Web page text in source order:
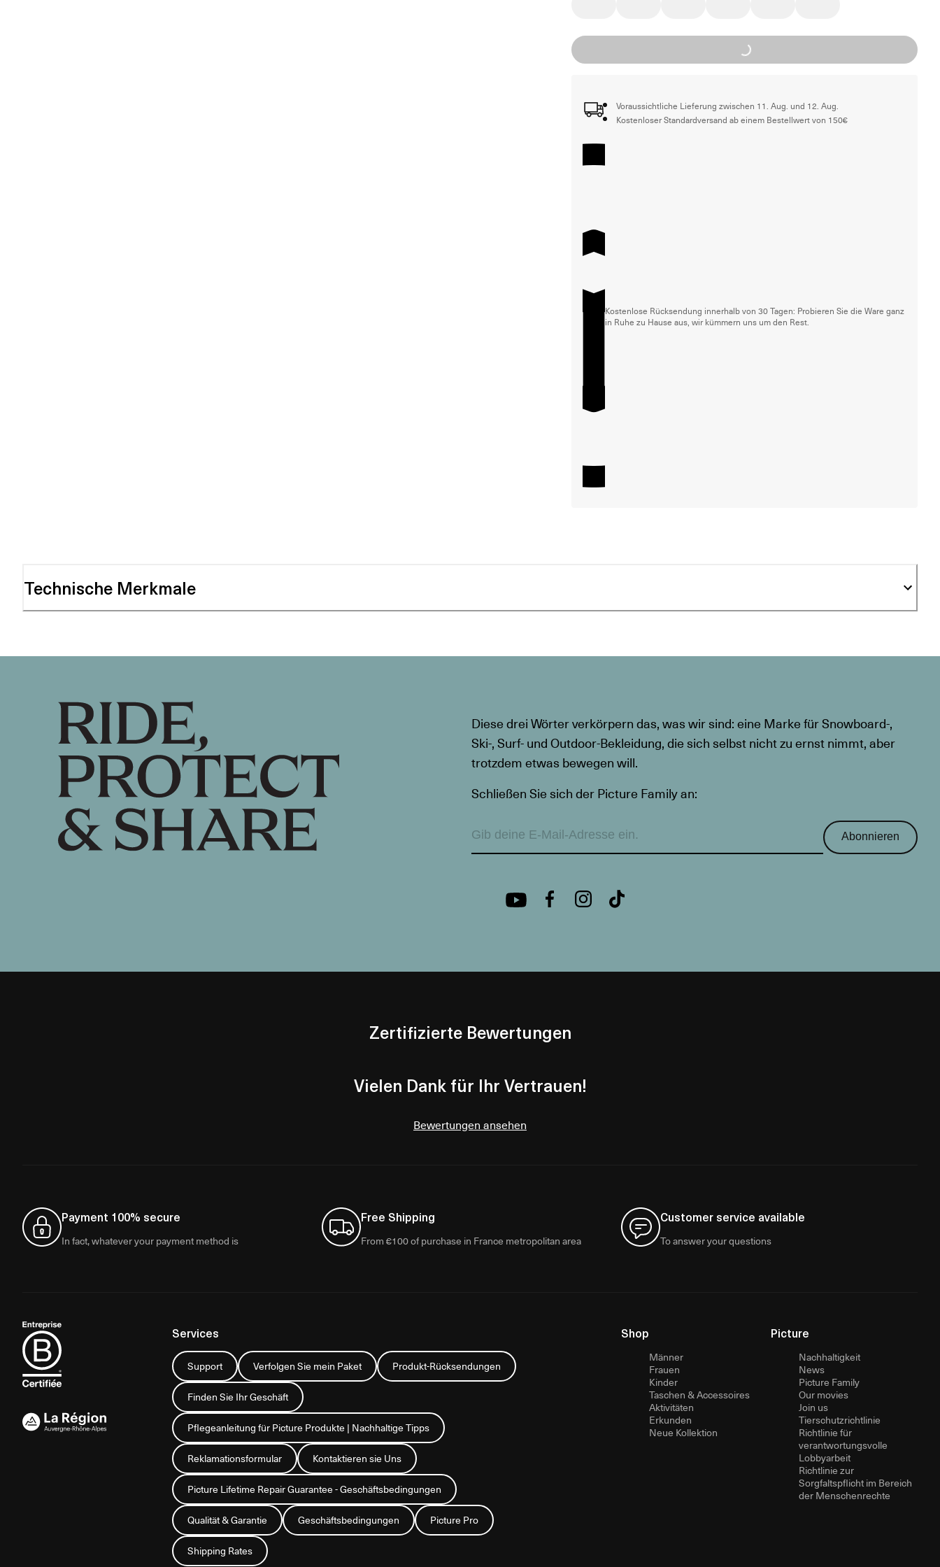
Loading...
Voraussichtliche Lieferung zwischen 11. Aug. und 12. Aug.
Kostenloser Standardversand ab einem Bestellwert von 150€
Kostenlose Rücksendung innerhalb von 30 Tagen: Probieren Sie die Ware ganz
in Ruhe zu Hause aus, wir kümmern uns um den Rest.
Technische Merkmale
Diese drei Wörter verkörpern das, was wir sind: eine Marke für Snowboard-,
Ski-, Surf- und Outdoor-Bekleidung, die sich selbst nicht zu ernst nimmt, aber
trotzdem etwas bewegen will.
Schließen Sie sich der Picture Family an:
Abonnieren
Zertifizierte Bewertungen
Vielen Dank für Ihr Vertrauen!
Bewertungen ansehen
Payment 100% secure
In fact, whatever your payment method is
Free Shipping
From €100 of purchase in France metropolitan area
Customer service available
To answer your questions
Services
Support Verfolgen Sie mein Paket Produkt-Rücksendungen
Finden Sie Ihr Geschäft
Pflegeanleitung für Picture Produkte | Nachhaltige Tipps
Reklamationsformular Kontaktieren sie Uns
Picture Lifetime Repair Guarantee - Geschäftsbedingungen
Qualität & Garantie Geschäftsbedingungen Picture Pro
Shipping Rates
Shop
Männer
Frauen
Kinder
Taschen & Accessoires
Aktivitäten
Erkunden
Neue Kollektion
Picture
Nachhaltigkeit
News
Picture Family
Our movies
Join us
Tierschutzrichtlinie
Richtlinie für
verantwortungsvolle
Lobbyarbeit
Richtlinie zur
Sorgfaltspflicht im Bereich
der Menschenrechte